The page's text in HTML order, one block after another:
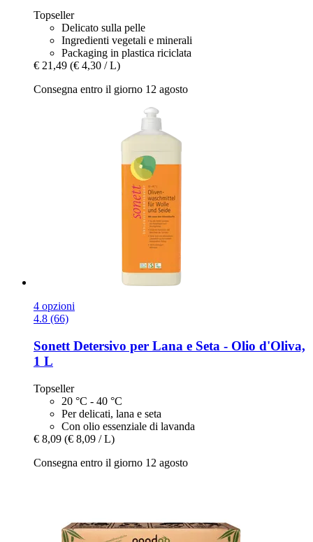
Topseller
Delicato sulla pelle
Ingredienti vegetali e minerali
Packaging in plastica riciclata
€ 21,49 (€ 4,30 / L)
Consegna entro il giorno 12 agosto
4 opzioni
4.8 (66)
Sonett Detersivo per Lana e Seta -​ Olio d'Oliva,
1 L
Topseller
20 °C - 40 °C
Per delicati, lana e seta
Con olio essenziale di lavanda
€ 8,09 (€ 8,09 / L)
Consegna entro il giorno 12 agosto